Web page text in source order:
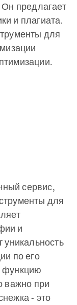
Он предлагает
и плагиата.
для
сервис,
для
и
уникальность
по его
функцию
важно при
- это